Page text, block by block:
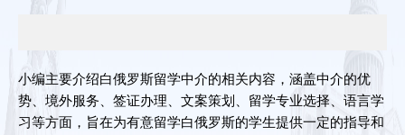
小编主要介绍白俄罗斯留学中介的相关内容，涵盖中介的优
势、境外服务、签证办理、文案策划、留学专业选择、语言学
习等方面，旨在为有意留学白俄罗斯的学生提供一定的指导和